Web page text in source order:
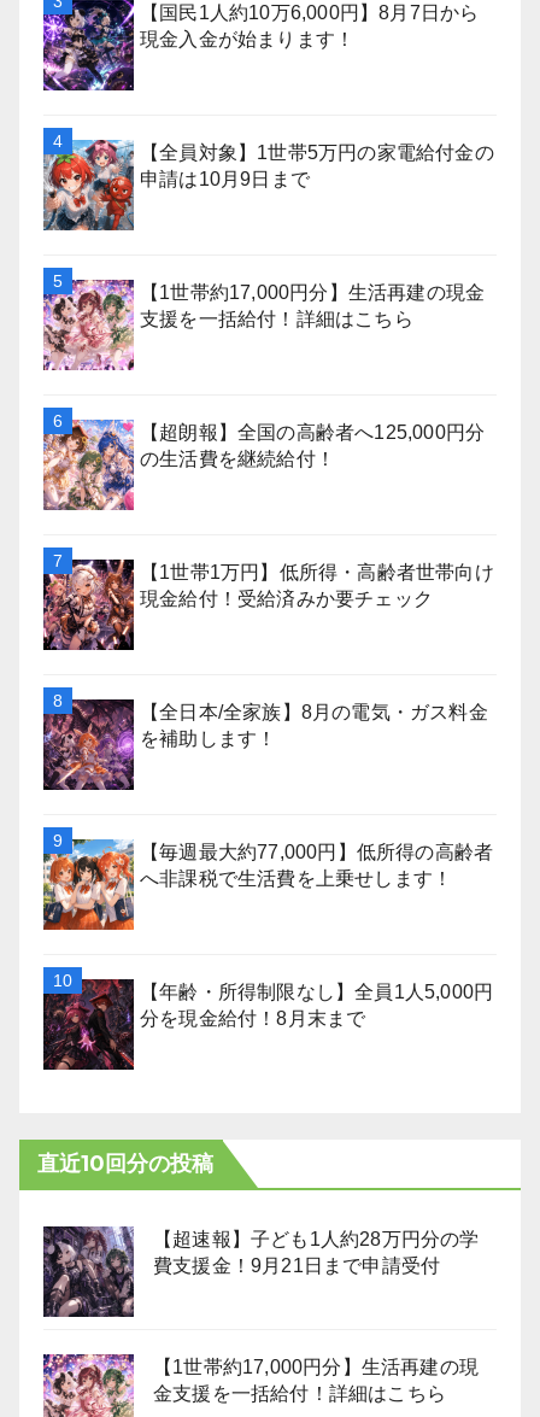
【国民1人約10万6,000円】8月7日から
現金入金が始まります！
【全員対象】1世帯5万円の家電給付金の
申請は10月9日まで
【1世帯約17,000円分】生活再建の現金
支援を一括給付！詳細はこちら
【超朗報】全国の高齢者へ125,000円分
の生活費を継続給付！
【1世帯1万円】低所得・高齢者世帯向け
現金給付！受給済みか要チェック
【全日本/全家族】8月の電気・ガス料金
を補助します！
【毎週最大約77,000円】低所得の高齢者
へ非課税で生活費を上乗せします！
【年齢・所得制限なし】全員1人5,000円
分を現金給付！8月末まで
直近10回分の投稿
【超速報】子ども1人約28万円分の学
費支援金！9月21日まで申請受付
【1世帯約17,000円分】生活再建の現
金支援を一括給付！詳細はこちら